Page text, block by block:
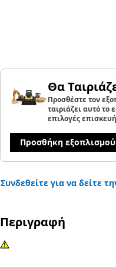
Θα
Προσθέστε τον
ταιριάζει αυτό
επιλογές
Προσθήκη εξοπλισμού
Συνδεθείτε για να δείτε
Περιγραφή